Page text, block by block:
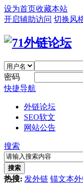
设为首页收藏本站
开启辅助访问 切换风
密码
快捷导航
外链论坛
SEO软文
网站公告
搜索
搜索
热搜: 发外链 锚文本